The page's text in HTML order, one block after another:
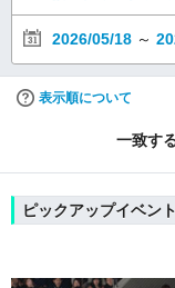
2026/05/18 ～
表示順について
一致す
ピックアップイベント